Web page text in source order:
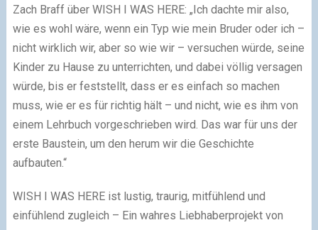
Zach Braff über WISH I WAS HERE: „Ich dachte mir also,
wie es wohl wäre, wenn ein Typ wie mein Bruder oder ich –
nicht wirklich wir, aber so wie wir – versuchen würde, seine
Kinder zu Hause zu unterrichten, und dabei völlig versagen
würde, bis er feststellt, dass er es einfach so machen
muss, wie er es für richtig hält – und nicht, wie es ihm von
einem Lehrbuch vorgeschrieben wird. Das war für uns der
erste Baustein, um den herum wir die Geschichte
aufbauten.“
WISH I WAS HERE ist lustig, traurig, mitfühlend und
einfühlend zugleich – Ein wahres Liebhaberprojekt von